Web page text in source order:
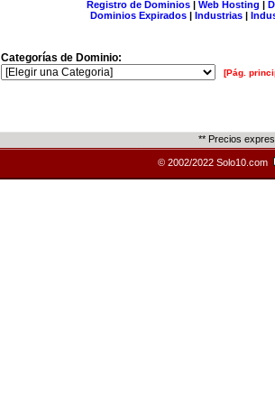
Registro de Dominios| Web Hosting |
Dominios Expirados | Industrias |
Categorías de Dominio:
[Pág.
** Precios
© 2002/2022 Solo10.com